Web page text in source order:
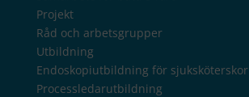
Projekt
Råd och arbetsgrupper
Utbildning
Endoskopiutbildning för sjuksköterskor
Processledarutbildning